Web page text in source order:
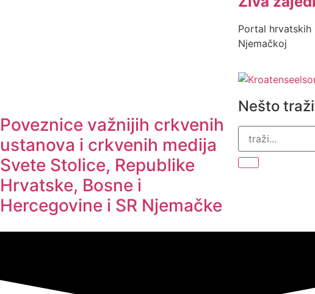
Poveznice važnijih crkvenih
ustanova i crkvenih medija
Svete Stolice, Republike
Hrvatske, Bosne i
Hercegovine i SR Njemačke
Portal hrvatskih
Njemačkoj
Nešto